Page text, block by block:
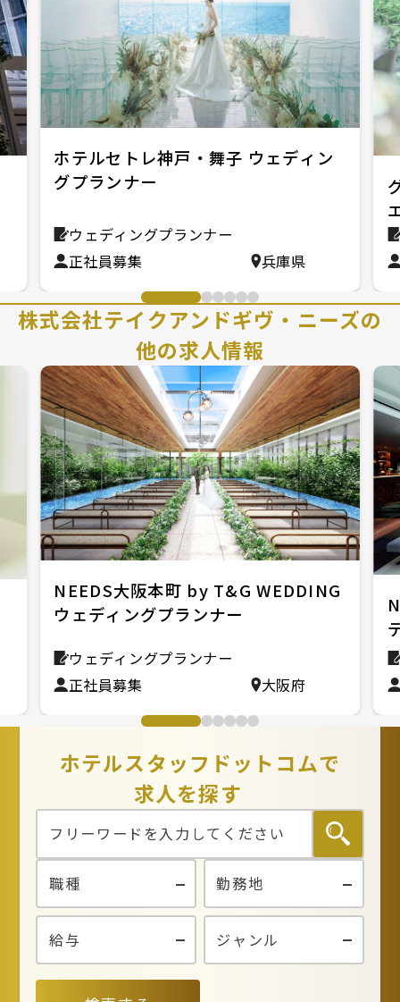
ホテルセトレ神戸・舞子 ウェディン
グプランナー
ウェディングプランナー
正社員募集
兵庫県
株式会社テイクアンドギヴ・ニーズの
他の求人情報
NEEDS大阪本町 by T&G WEDDING
ウェディングプランナー
ウェディングプランナー
正社員募集
大阪府
ホテルスタッフドットコムで
求人を探す